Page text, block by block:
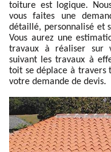
toiture est logique.
vous faites une
détaillé, personnalisé et
Vous aurez une
travaux à réaliser sur
suivant les travaux à
toit se déplace à travers
votre demande de devis.